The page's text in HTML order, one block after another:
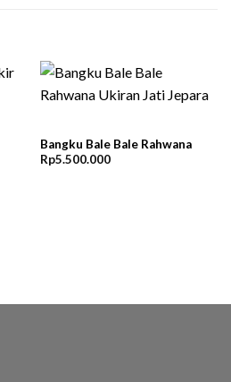
Bangku Bale Bale Rahwana
Rp5.500.000